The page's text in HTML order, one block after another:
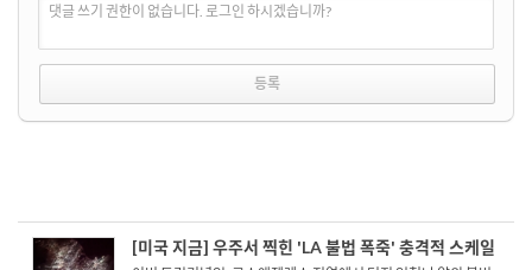
댓글 쓰기 권한이 없습니다. 로그인 하시겠습니까?
[미국 지금] 우주서 찍힌 'LA 불법 폭죽' 충격적 스케일